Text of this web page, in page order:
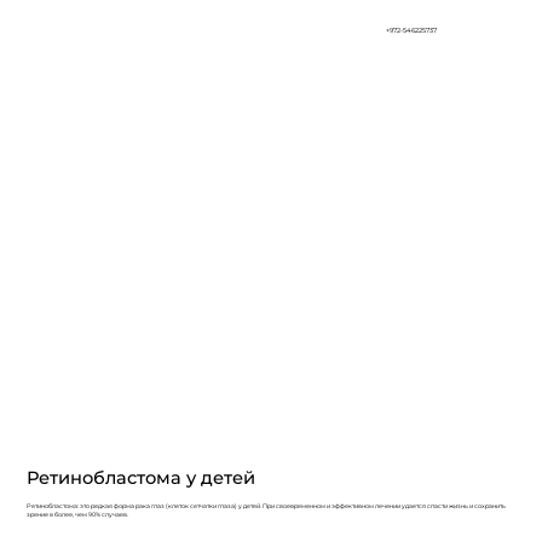
+972-546225737
Ретинобластома у детей
Ретинобластома: это редкая форма рака глаз (клеток сетчатки глаза) у детей. При своевременном и эффективном лечении удается спасти жизнь и сохранить
зрение в более, чем 90% случаев.